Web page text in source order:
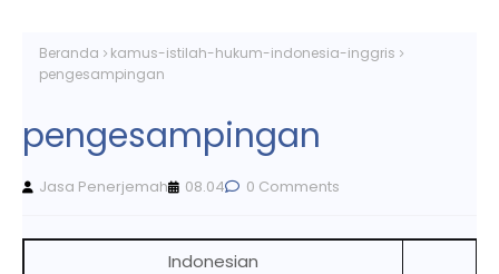
Beranda
kamus-istilah-hukum-indonesia-inggris
pengesampingan
pengesampingan
Jasa Penerjemah 08.04 0 Comments
Indonesian